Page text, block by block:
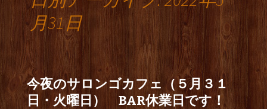
月31日
今夜のサロンゴカフェ（５月３１
日・火曜日） BAR休業日です！